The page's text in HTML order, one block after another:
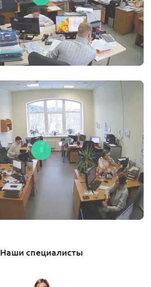
Наши специалисты